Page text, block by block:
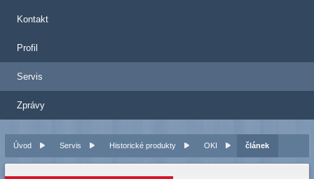
Kontakt
Profil
Servis
Zprávy
Úvod Servis Historické produkty OKI článek